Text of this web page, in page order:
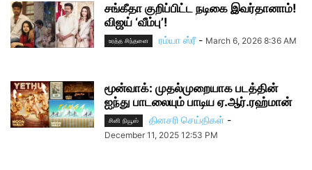
சங்கீதா குறிப்பிட்ட நடிகை இவர்தானாம்!
விஜய் ‘வீம்பு’!
உரத்த சிந்தனை ரம்யா ஸ்ரீ - March 6, 2026 8:36 AM
மூன்வாக்: முதல்முறையாக படத்தின்
ஐந்து பாடலையும் பாடிய ஏ.ஆர்.ரஹ்மான்
சினி நியூஸ் தினசரி செய்திகள் -
December 11, 2025 12:53 PM